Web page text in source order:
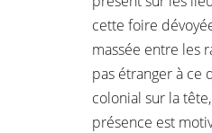
cette foire
massée entre les
pas étranger à ce
colonial sur la
présence est